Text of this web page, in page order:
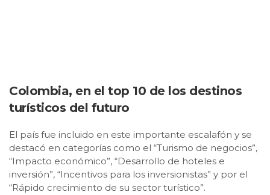
Colombia, en el top 10 de los destinos
turísticos del futuro
El país fue incluido en este importante escalafón y se
destacó en categorías como el “Turismo de negocios”,
“Impacto económico”, “Desarrollo de hoteles e
inversión”, “Incentivos para los inversionistas” y por el
“Rápido crecimiento de su sector turístico”.